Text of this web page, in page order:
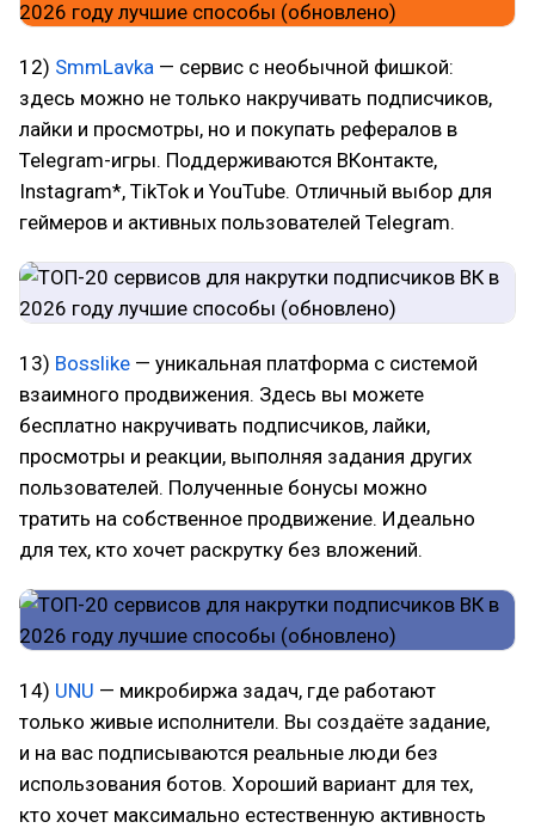
12) SmmLavka — сервис с необычной фишкой:
здесь можно не только накручивать подписчиков,
лайки и просмотры, но и покупать рефералов в
Telegram-игры. Поддерживаются ВКонтакте,
Instagram*, TikTok и YouTube. Отличный выбор для
геймеров и активных пользователей Telegram.
13) Bosslike — уникальная платформа с системой
взаимного продвижения. Здесь вы можете
бесплатно накручивать подписчиков, лайки,
просмотры и реакции, выполняя задания других
пользователей. Полученные бонусы можно
тратить на собственное продвижение. Идеально
для тех, кто хочет раскрутку без вложений.
14) UNU — микробиржа задач, где работают
только живые исполнители. Вы создаёте задание,
и на вас подписываются реальные люди без
использования ботов. Хороший вариант для тех,
кто хочет максимально естественную активность